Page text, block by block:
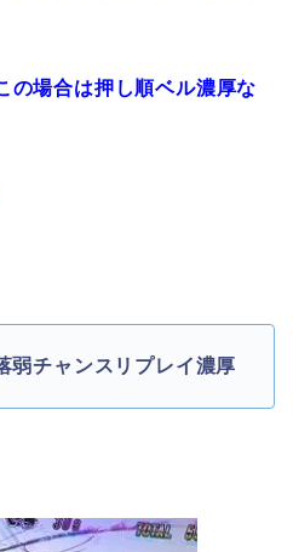
の場合は押し順ベル濃厚な
弱チャンスリプレイ濃厚